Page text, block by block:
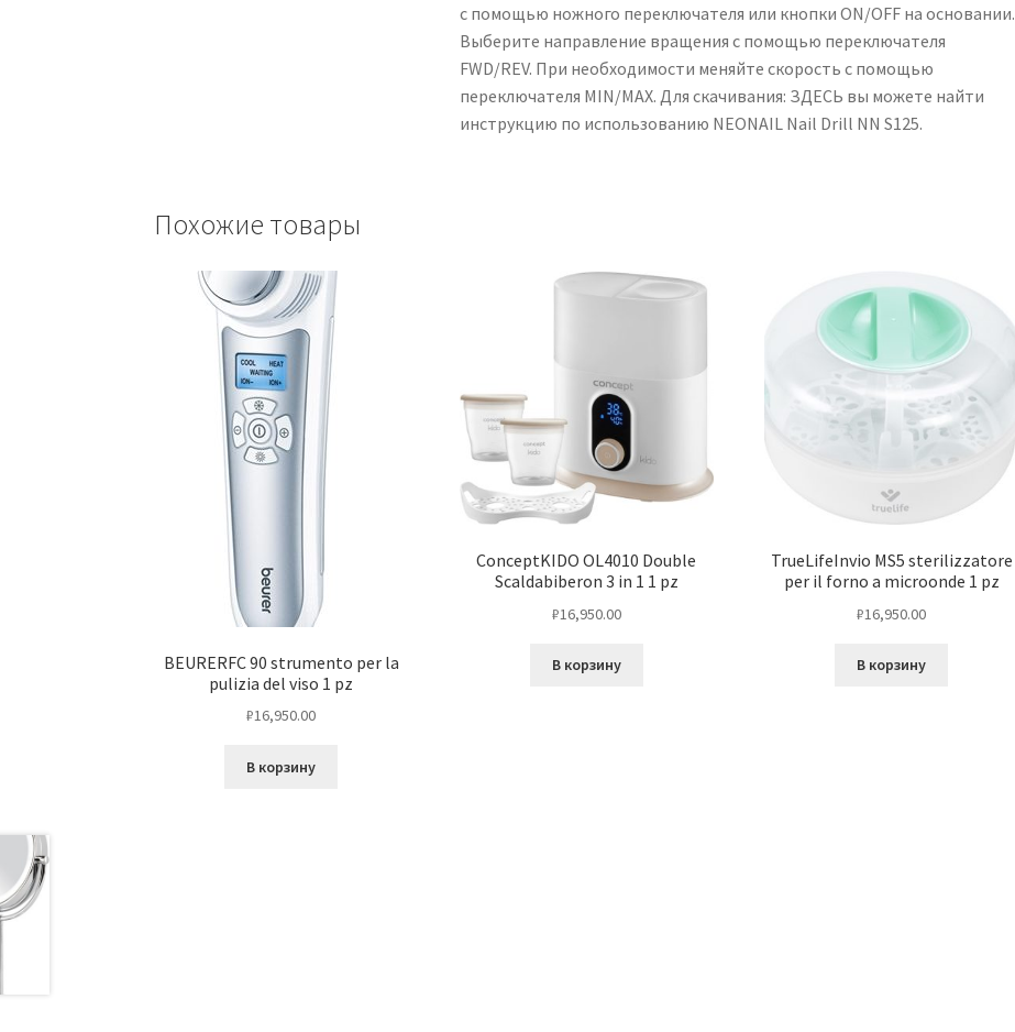
с помощью ножного переключателя или кнопки ON/OFF на основании.
Выберите направление вращения с помощью переключателя
FWD/REV. При необходимости меняйте скорость с помощью
переключателя MIN/MAX. Для скачивания: ЗДЕСЬ вы можете найти
инструкцию по использованию NEONAIL Nail Drill NN S125.
Похожие товары
BEURERFC 90 strumento per la
pulizia del viso 1 pz
₽16,950.00
В корзину
ConceptKIDO OL4010 Double
Scaldabiberon 3 in 1 1 pz
₽16,950.00
В корзину
TrueLifeInvio MS5 sterilizzatore
per il forno a microonde 1 pz
₽16,950.00
В корзину